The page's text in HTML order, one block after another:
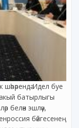
Идел буе
батырлыгы
белән эшләү,
бәйгесенең